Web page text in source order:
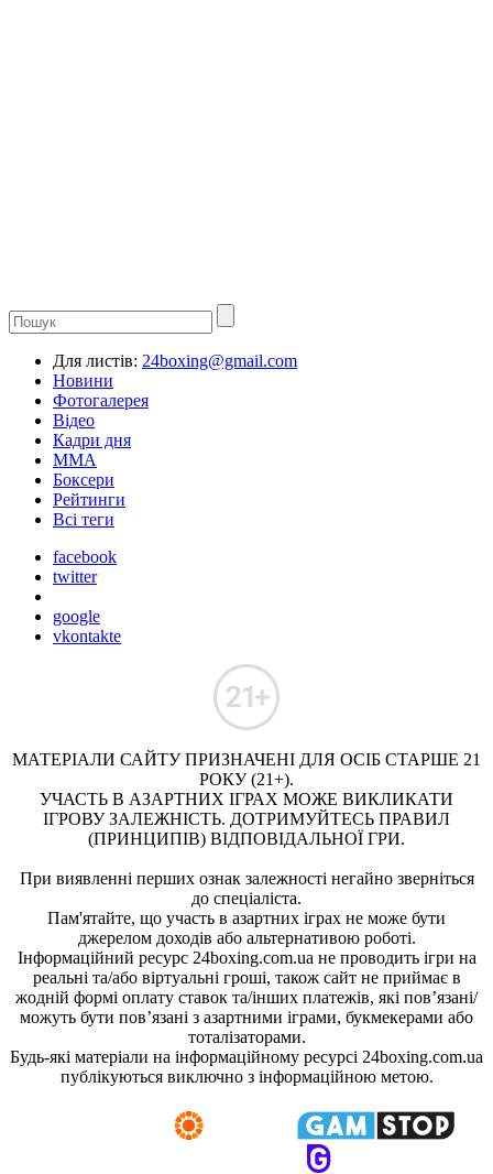
Для листів: 24boxing@gmail.com
Новини
Фотогалерея
Відео
Кадри дня
ММА
Боксери
Рейтинги
Всі теги
facebook
twitter
google
vkontakte
МАТЕРІАЛИ САЙТУ ПРИЗНАЧЕНІ ДЛЯ ОСІБ СТАРШЕ 21
РОКУ (21+).
УЧАСТЬ В АЗАРТНИХ ІГРАХ МОЖЕ ВИКЛИКАТИ
ІГРОВУ ЗАЛЕЖНІСТЬ. ДОТРИМУЙТЕСЬ ПРАВИЛ
(ПРИНЦИПІВ) ВІДПОВІДАЛЬНОЇ ГРИ.
При виявленні перших ознак залежності негайно зверніться
до спеціаліста.
Пам'ятайте, що участь в азартних іграх не може бути
джерелом доходів або альтернативою роботі.
Інформаційний ресурс 24boxing.com.ua не проводить ігри на
реальні та/або віртуальні гроші, також сайт не приймає в
жодній формі оплату ставок та/інших платежів, які пов’язані/
можуть бути пов’язані з азартними іграми, букмекерами або
тоталізаторами.
Будь-які матеріали на інформаційному ресурсі 24boxing.com.ua
публікуються виключно з інформаційною метою.